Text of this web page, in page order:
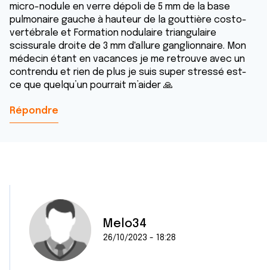
micro-nodule en verre dépoli de 5 mm de la base
pulmonaire gauche à hauteur de la gouttière costo-
vertébrale et Formation nodulaire triangulaire
scissurale droite de 3 mm d'allure ganglionnaire. Mon
médecin étant en vacances je me retrouve avec un
contrendu et rien de plus je suis super stressé est-
ce que quelqu’un pourrait m’aider 🙏
Répondre
Melo34
26/10/2023 - 18:28